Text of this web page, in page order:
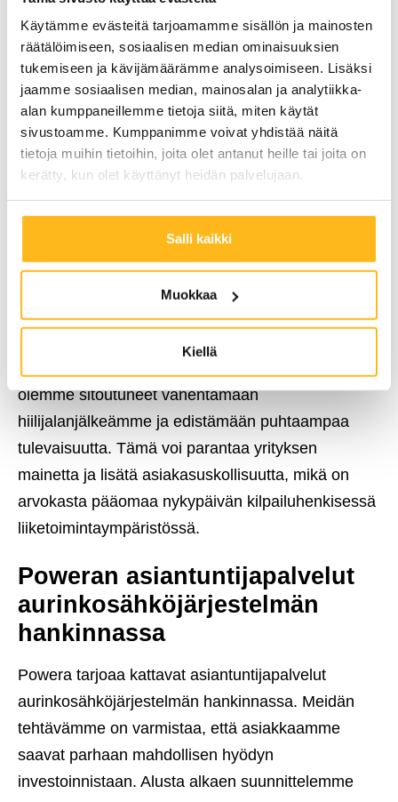
Käytämme evästeitä tarjoamamme sisällön ja mainosten
räätälöimiseen, sosiaalisen median ominaisuuksien
tukemiseen ja kävijämäärämme analysoimiseen. Lisäksi
jaamme sosiaalisen median, mainosalan ja analytiikka-
alan kumppaneillemme tietoja siitä, miten käytät
sivustoamme. Kumppanimme voivat yhdistää näitä
tietoja muihin tietoihin, joita olet antanut heille tai joita on
kerätty, kun olet käyttänyt heidän palvelujaan.
Salli kaikki
Muokkaa
Kiellä
Aurinkoenergian vaikutus
yrityksen brändiin ja
vastuullisuuteen
Aurinkoenergia ei ole vain taloudellisesti järkevä
valinta, vaan se myös vahvistaa yrityksen brändiä
ja vastuullisuutta. Kuluttajat ja sidosryhmät
arvostavat yhä enemmän ympäristöystävällisiä ja
kestäviä toimintatapoja. Poweran avulla yritykset
voivat viestiä sitoutumisestaan kestävään
kehitykseen ja näyttää esimerkkiä uusiutuvan
Kun yritys investoi aurinkosähköjärjestelmään, se
olemme sitoutuneet vähentämään
hiilijalanjälkeämme ja edistämään puhtaampaa
tulevaisuutta. Tämä voi parantaa yrityksen
mainetta ja lisätä asiakasuskollisuutta, mikä on
arvokasta pääomaa nykypäivän kilpailuhenkisessä
liiketoimintaympäristössä.
Poweran asiantuntijapalvelut
aurinkosähköjärjestelmän
hankinnassa
Powera tarjoaa kattavat asiantuntijapalvelut
aurinkosähköjärjestelmän hankinnassa. Meidän
tehtävämme on varmistaa, että asiakkaamme
saavat parhaan mahdollisen hyödyn
investoinnistaan. Alusta alkaen suunnittelemme